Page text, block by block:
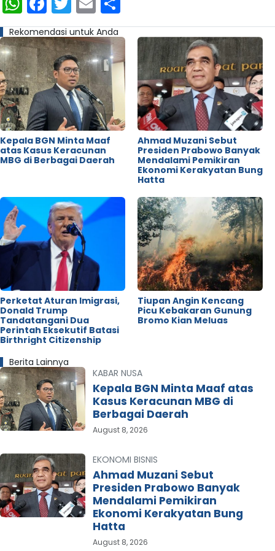
Rekomendasi untuk Anda
Kepala BGN Minta Maaf
atas Kasus Keracunan
MBG di Berbagai Daerah
Ahmad Muzani Sebut
Presiden Prabowo Banyak
Mendalami Pemikiran
Ekonomi Kerakyatan Bung
Hatta
Perketat Aturan Imigrasi,
Donald Trump
Tandatangani Dua
Perintah Eksekutif Batasi
Birthright Citizenship
Tiupan Angin Kencang
Picu Kebakaran Gunung
Bromo Kian Meluas
Berita Lainnya
KABAR NUSA
Kepala BGN Minta Maaf atas
Kasus Keracunan MBG di
Berbagai Daerah
August 8, 2026
EKONOMI BISNIS
Ahmad Muzani Sebut
Presiden Prabowo Banyak
Mendalami Pemikiran
Ekonomi Kerakyatan Bung
Hatta
August 8, 2026